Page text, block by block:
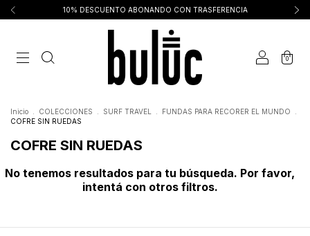
10% DESCUENTO ABONANDO CON TRASFERENCIA
0
Inicio COLECCIONES SURF TRAVEL FUNDAS PARA RECORER EL MUNDO
COFRE SIN RUEDAS
COFRE SIN RUEDAS
No tenemos resultados para tu búsqueda. Por favor,
intentá con otros filtros.